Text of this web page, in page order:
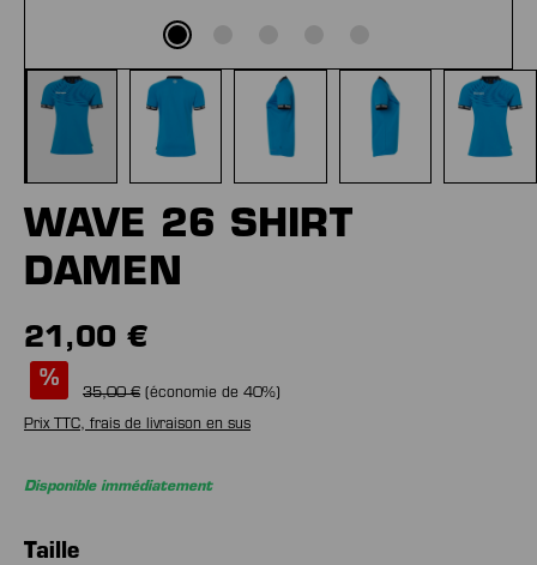
WAVE 26 SHIRT
DAMEN
21,00 €
%
35,00 € (économie de 40%)
Prix TTC, frais de livraison en sus
Disponible immédiatement
Sélectionnez
Taille